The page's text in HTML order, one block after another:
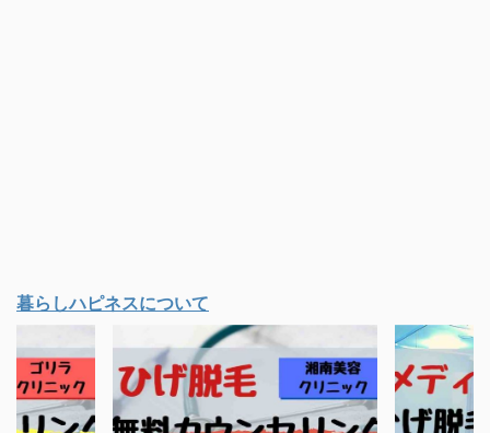
暮らしハピネスについて